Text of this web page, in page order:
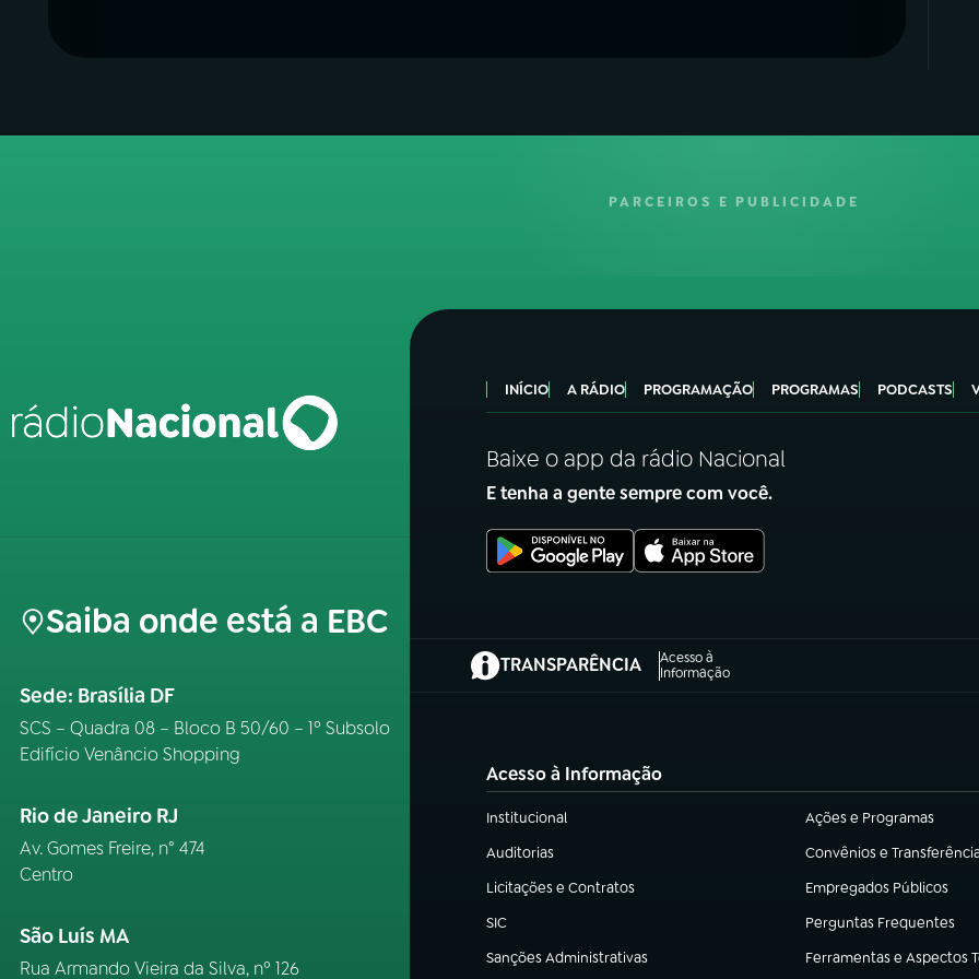
PARCEIROS E PUBLICIDADE
Saiba onde está a EBC
Sede: Brasília DF
SCS – Quadra 08 – Bloco B 50/60 – 1º Subsolo
Edifício Venâncio Shopping
Rio de Janeiro RJ
Av. Gomes Freire, n° 474
Centro
São Luís MA
Rua Armando Vieira da Silva, nº 126
INÍCIO A RÁDIO PROGRAMAÇÃO PROGRAMAS PODCASTS
Baixe o app da rádio Nacional
E tenha a gente sempre com você.
TRANSPARÊNCIA
Acesso à
Informação
(abre em nova aba)
Acesso à Informação
Institucional
(abre em nova aba) Ações e Programas
(abre em nova aba)
Auditorias
(abre em nova aba) Convênios e
(abre em nova aba)
Licitações e Contratos
(abre em nova aba) Empregados Públicos
(abre em nova aba)
SIC
(abre em nova aba) Perguntas Frequentes
(abre em nova aba)
Sanções Administrativas
(abre em nova aba) Ferramentas e Aspectos
(abre em nova aba)